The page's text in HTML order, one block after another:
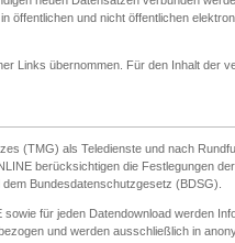
öffentlichen und nicht öffentlichen
Links übernommen. Für den Inhalt der
(TMG) als Teledienste und nach
berücksichtigen die Festlegungen
Bundesdatenschutzgesetz (BDSG).
für jeden Datendownload werden
und werden ausschließlich in